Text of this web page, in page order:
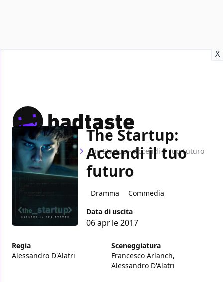
X
Home Film The Startup - Accendi il Tuo Futuro
The Startup:
Accendi il tuo
futuro
Dramma
Commedia
Data di uscita
06 aprile 2017
Regia
Alessandro D'Alatri
Sceneggiatura
Francesco Arlanch,
Alessandro D'Alatri